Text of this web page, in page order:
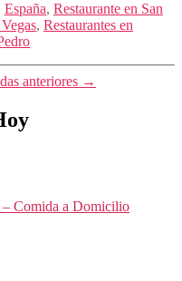
España, Restaurante en San
, Restaurantes en
anteriores →
– Comida a Domicilio